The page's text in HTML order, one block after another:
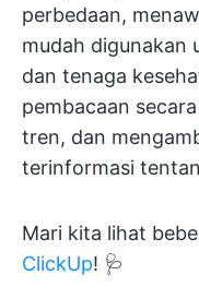
perbedaan,
mudah digunakan
dan tenaga
pembacaan
tren, dan
terinformasi
Mari kita lihat
ClickUp! 🩺